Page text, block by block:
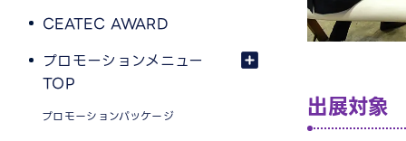
CEATEC AWARD
プロモーションメニュー
TOP
プロモーションパッケージ
出展対象